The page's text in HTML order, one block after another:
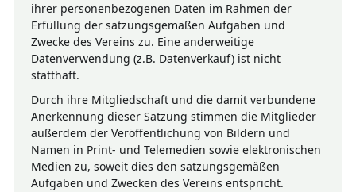
ihrer personenbezogenen Daten im Rahmen der
Erfüllung der satzungsgemäßen Aufgaben und
Zwecke des Vereins zu. Eine anderweitige
Datenverwendung (z.B. Datenverkauf) ist nicht
statthaft.
Durch ihre Mitgliedschaft und die damit verbundene
Anerkennung dieser Satzung stimmen die Mitglieder
außerdem der Veröffentlichung von Bildern und
Namen in Print- und Telemedien sowie elektronischen
Medien zu, soweit dies den satzungsgemäßen
Aufgaben und Zwecken des Vereins entspricht.